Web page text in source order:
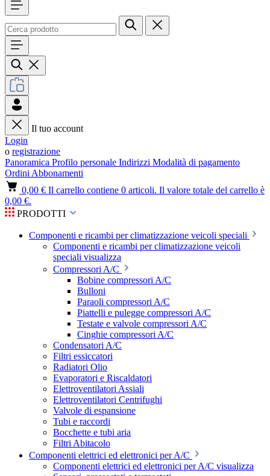
Il tuo account
Login
o registrazione
Panoramica Profilo personale Indirizzi Modalità di pagamento
Ordini Abbonamenti
0,00 € Il carrello contiene 0 articoli. Il valore totale del carrello è
0,00 €.
PRODOTTI
Componenti e ricambi per climatizzazione veicoli speciali
Componenti e ricambi per climatizzazione veicoli
speciali visualizza
Compressori A/C
Bobine compressori A/C
Bulloni
Paraoli compressori A/C
Piattelli e pulegge compressori A/C
Testate e valvole compressori A/C
Cinghie compressori A/C
Condensatori A/C
Filtri essiccatori
Radiatori Olio
Evaporatori e Riscaldatori
Elettroventilatori Assiali
Elettroventilatori Centrifughi
Valvole di espansione
Tubi e raccordi
Bocchette e tubi aria
Filtri Abitacolo
Componenti elettrici ed elettronici per A/C
Componenti elettrici ed elettronici per A/C visualizza